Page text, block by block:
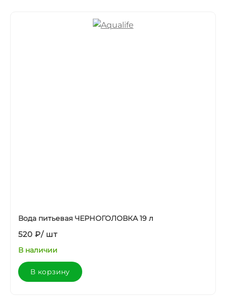
Вода питьевая ЧЕРНОГОЛОВКА 19 л
520 ₽/ шт
В наличии
В корзину